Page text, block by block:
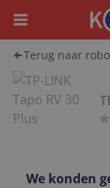
Menu
Terug naar
We konden